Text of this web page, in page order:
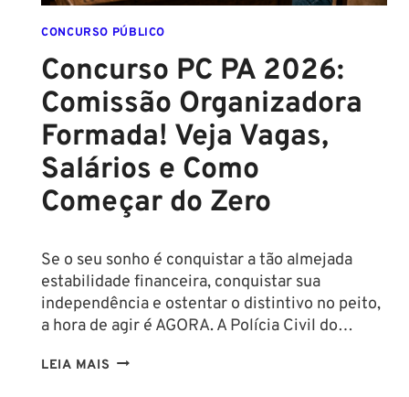
SALÁRIOS
CHEGAM
R$
43
CONCURSO PÚBLICO
Concurso PC PA 2026:
Comissão Organizadora
Formada! Veja Vagas,
Salários e Como
Começar do Zero
Se o seu sonho é conquistar a tão almejada
estabilidade financeira, conquistar sua
independência e ostentar o distintivo no peito,
a hora de agir é AGORA. A Polícia Civil do…
LEIA MAIS CONCURSO